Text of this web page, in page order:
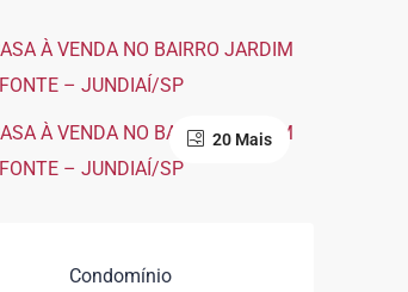
20 Mais
Condomínio